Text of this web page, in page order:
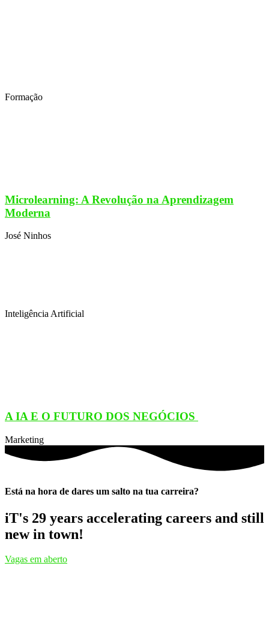
Formação
Microlearning: A Revolução na Aprendizagem
Moderna
José Ninhos
Inteligência Artificial
A IA E O FUTURO DOS NEGÓCIOS
Marketing
Está na hora de dares um salto na tua carreira?
iT's 29 years accelerating careers and still
new in town!
Vagas em aberto